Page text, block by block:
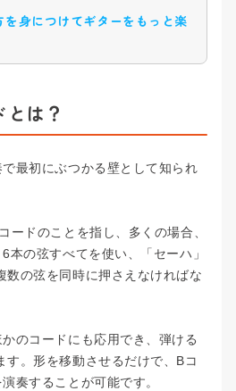
を身につけてギターをもっと楽
は？
最初にぶつかる壁として知られ
ードのことを指し、多くの場合、
本の弦すべてを使い、「セーハ」
数の弦を同時に押さえなければな
のコードにも応用でき、弾ける
す。形を移動させるだけで、Bコ
奏することが可能です。